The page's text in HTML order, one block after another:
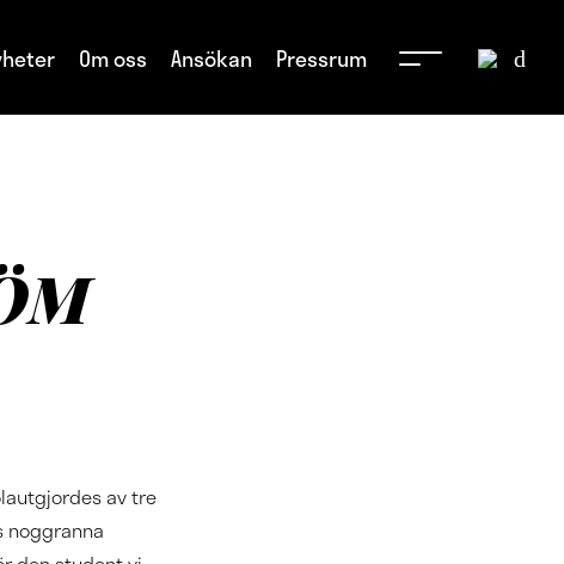
Om oss Ansökan Pressrum
av tre
noggranna